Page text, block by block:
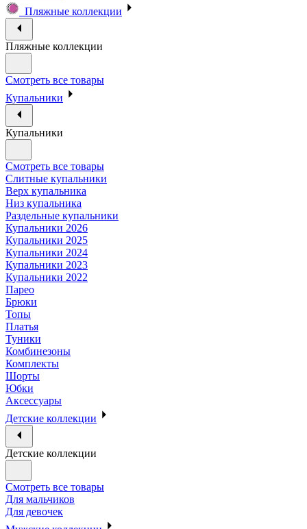
Пляжные коллекции
Пляжные коллекции
Смотреть все товары
Купальники
Купальники
Смотреть все товары
Слитные купальники
Верх купальника
Низ купальника
Раздельные купальники
Купальники 2026
Купальники 2025
Купальники 2024
Купальники 2023
Купальники 2022
Парео
Брюки
Топы
Платья
Туники
Комбинезоны
Комплекты
Шорты
Юбки
Аксессуары
Детские коллекции
Детские коллекции
Смотреть все товары
Для мальчиков
Для девочек